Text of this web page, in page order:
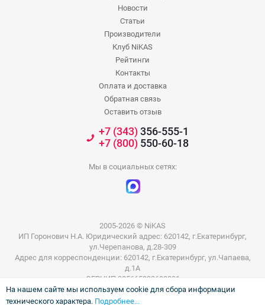
Новости
Статьи
Производители
Клуб NiKAS
Рейтинги
Контакты
Оплата и доставка
Обратная связь
Оставить отзыв
+7 (343)356-555-1
+7 (800)550-60-18
Мы в социальных сетях:
2005-2026 © NiKAS
ИП Горонович Н.А. Юридический адрес: 620142, г.Екатеринбург,
ул.Черепанова, д.28-309
Адрес для корреспонденции: 620142, г.Екатеринбург, ул.Чапаева,
д.1А
ОГРНИП 305665832600031
ИНН 665801802803
На нашем сайте мы используем cookie для сбора информации
технического характера. Подробнее...